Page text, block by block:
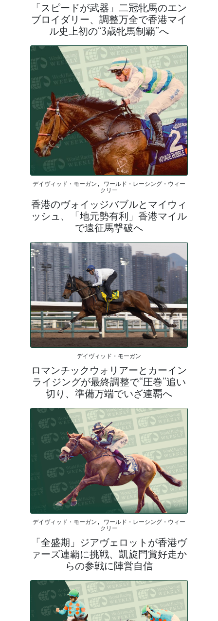
「スピードが武器」二冠牝馬のエン
ブロイダリー、調整万全で香港マイ
ル史上初の“3歳牝馬制覇”へ
デイヴィッド・モーガン, ワールド・レーシング・ウィー
クリー
香港のヴォイッジバブルとマイウィ
ッシュ、「地元勢有利」香港マイル
で遠征馬撃破へ
デイヴィッド・モーガン
ロマンチックウォリアーとカーイン
ライジングが最終調整で“圧巻”追い
切り、準備万端でいざ連覇へ
デイヴィッド・モーガン, ワールド・レーシング・ウィー
クリー
「全盛期」ジアヴェロットが香港ヴ
ァーズ連覇に挑戦、凱旋門賞好走か
らの参戦に陣営自信